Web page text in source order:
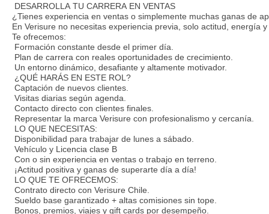
DESARROLLA TU CARRERA EN VENTAS
¿Tienes experiencia en ventas o simplemente muchas ganas de
En Verisure no necesitas experiencia previa, solo actitud, energía
Te ofrecemos:
Formación constante desde el primer día.
Plan de carrera con reales oportunidades de crecimiento.
Un entorno dinámico, desafiante y altamente motivador.
¿QUÉ HARÁS EN ESTE ROL?
Captación de nuevos clientes.
Visitas diarias según agenda.
Contacto directo con clientes finales.
Representar la marca Verisure con profesionalismo y cercanía.
LO QUE NECESITAS:
Disponibilidad para trabajar de lunes a sábado.
Vehículo y Licencia clase B
Con o sin experiencia en ventas o trabajo en terreno.
¡Actitud positiva y ganas de superarte día a día!
LO QUE TE OFRECEMOS:
Contrato directo con Verisure Chile.
Sueldo base garantizado + altas comisiones sin tope.
Bonos, premios, viajes y gift cards por desempeño.